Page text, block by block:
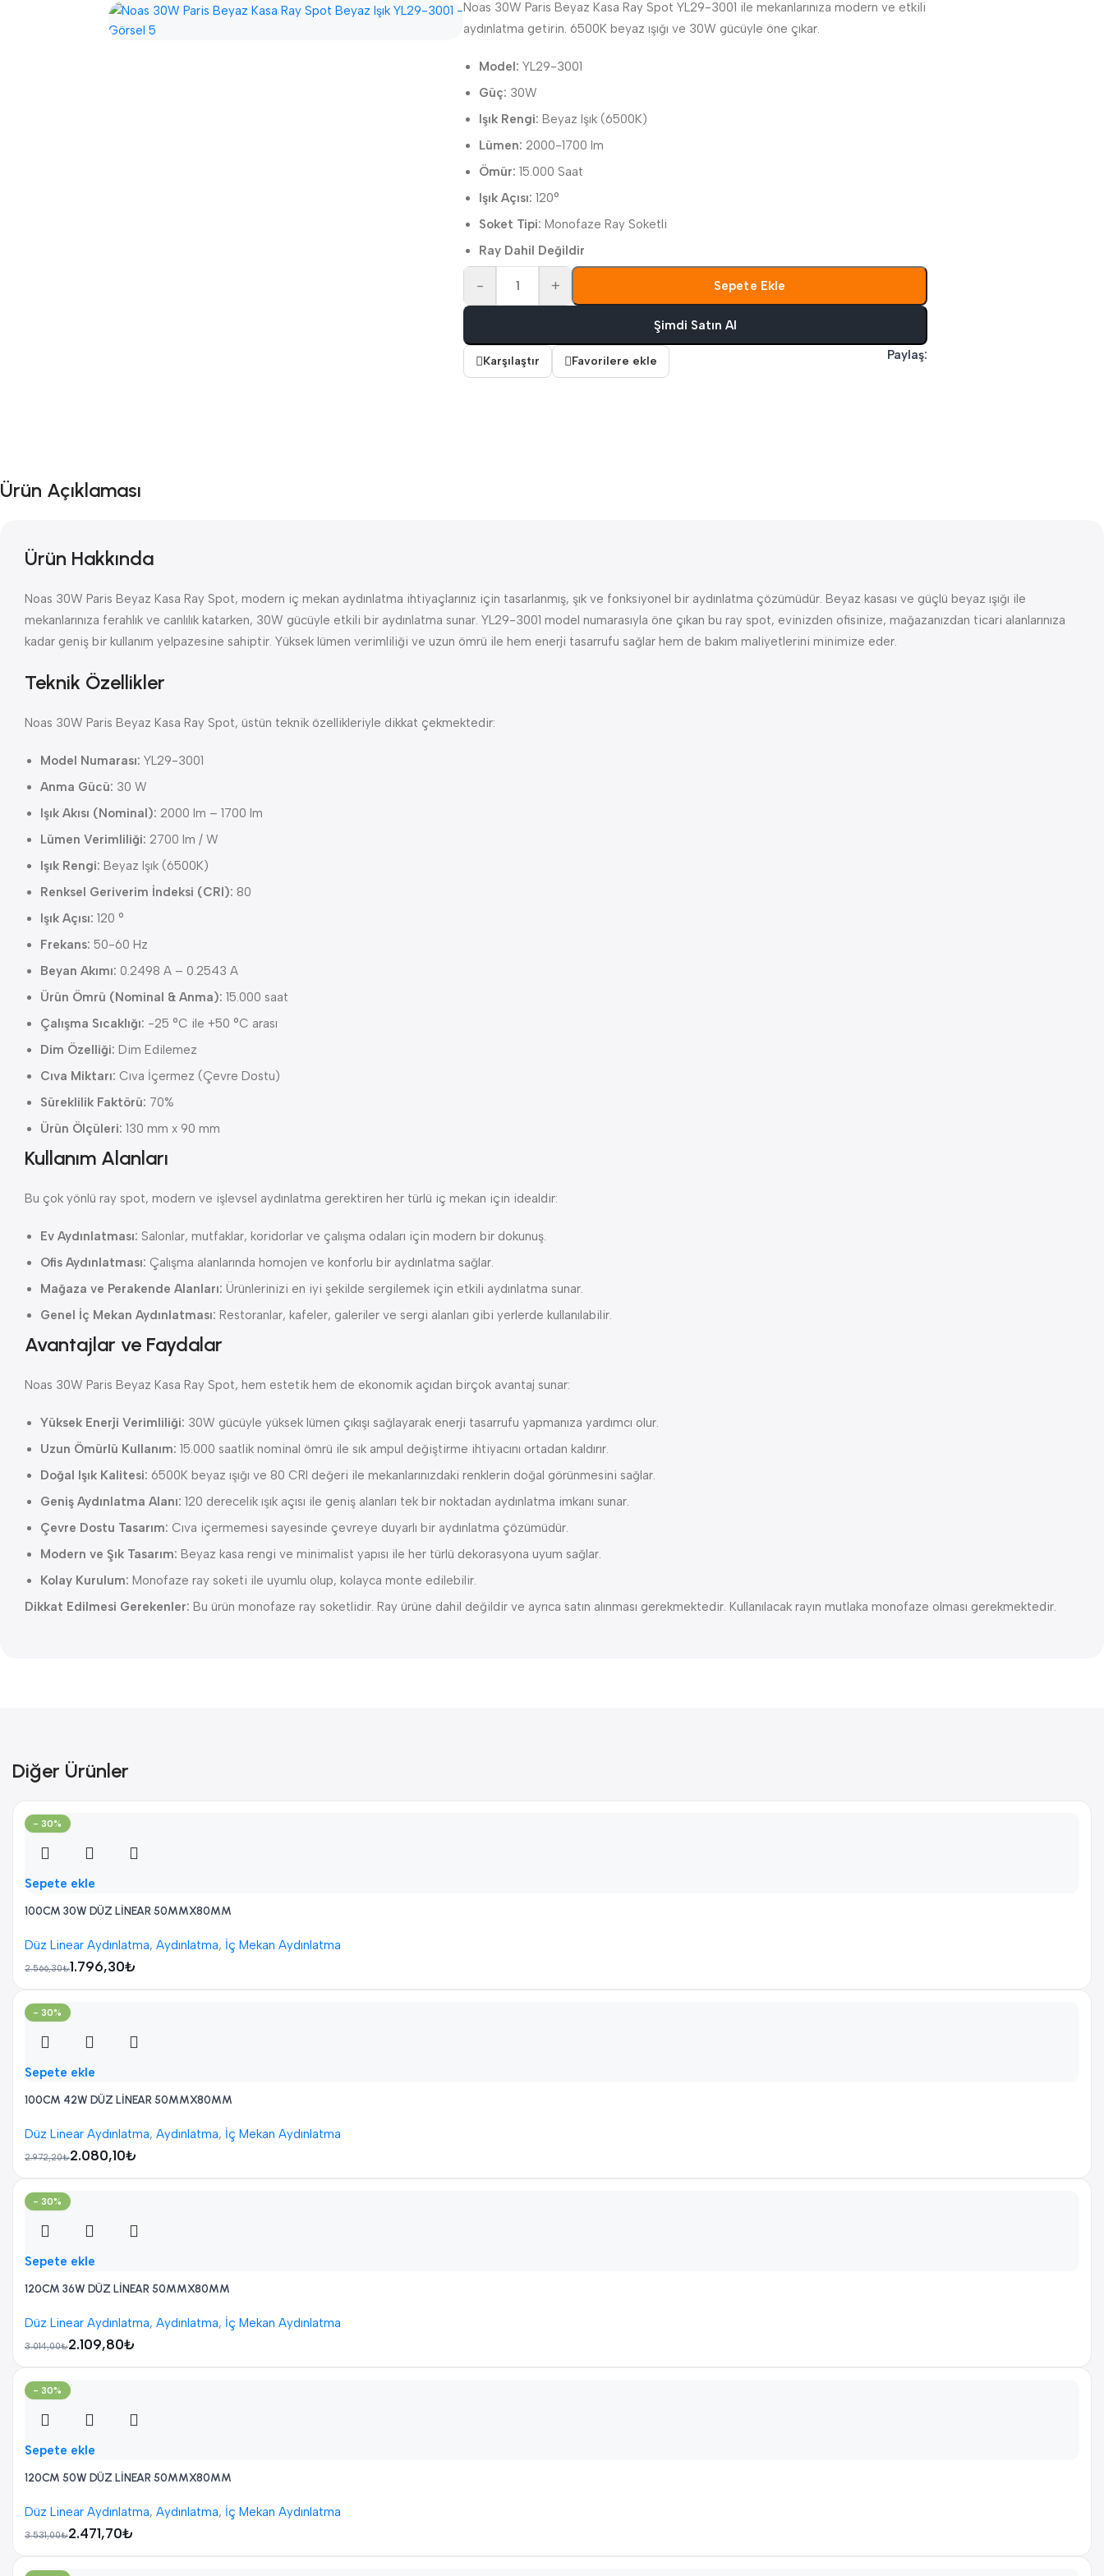
Noas 30W Paris Beyaz Kasa Ray Spot YL29-3001 ile mekanlarınıza modern ve etkili
aydınlatma getirin. 6500K beyaz ışığı ve 30W gücüyle öne çıkar.
Model: YL29-3001
Güç: 30W
Işık Rengi: Beyaz Işık (6500K)
Lümen: 2000-1700 lm
Ömür: 15.000 Saat
Işık Açısı: 120°
Soket Tipi: Monofaze Ray Soketli
Ray Dahil Değildir
- + Sepete Ekle
Şimdi Satın Al
Karşılaştır Favorilere ekle Paylaş:
Ürün Açıklaması
Ürün Hakkında
Noas 30W Paris Beyaz Kasa Ray Spot, modern iç mekan aydınlatma ihtiyaçlarınız için tasarlanmış, şık ve fonksiyonel bir aydınlatma çözümüdür. Beyaz kasası ve güçlü beyaz ışığı ile
mekanlarınıza ferahlık ve canlılık katarken, 30W gücüyle etkili bir aydınlatma sunar. YL29-3001 model numarasıyla öne çıkan bu ray spot, evinizden ofisinize, mağazanızdan ticari alanlarınıza
kadar geniş bir kullanım yelpazesine sahiptir. Yüksek lümen verimliliği ve uzun ömrü ile hem enerji tasarrufu sağlar hem de bakım maliyetlerini minimize eder.
Teknik Özellikler
Noas 30W Paris Beyaz Kasa Ray Spot, üstün teknik özellikleriyle dikkat çekmektedir:
Model Numarası: YL29-3001
Anma Gücü: 30 W
Işık Akısı (Nominal): 2000 lm – 1700 lm
Lümen Verimliliği: 2700 lm / W
Işık Rengi: Beyaz Işık (6500K)
Renksel Geriverim İndeksi (CRI): 80
Işık Açısı: 120 °
Frekans: 50-60 Hz
Beyan Akımı: 0.2498 A – 0.2543 A
Ürün Ömrü (Nominal & Anma): 15.000 saat
Çalışma Sıcaklığı: -25 °C ile +50 °C arası
Dim Özelliği: Dim Edilemez
Cıva Miktarı: Cıva İçermez (Çevre Dostu)
Süreklilik Faktörü: 70%
Ürün Ölçüleri: 130 mm x 90 mm
Kullanım Alanları
Bu çok yönlü ray spot, modern ve işlevsel aydınlatma gerektiren her türlü iç mekan için idealdir:
Ev Aydınlatması: Salonlar, mutfaklar, koridorlar ve çalışma odaları için modern bir dokunuş.
Ofis Aydınlatması: Çalışma alanlarında homojen ve konforlu bir aydınlatma sağlar.
Mağaza ve Perakende Alanları: Ürünlerinizi en iyi şekilde sergilemek için etkili aydınlatma sunar.
Genel İç Mekan Aydınlatması: Restoranlar, kafeler, galeriler ve sergi alanları gibi yerlerde kullanılabilir.
Avantajlar ve Faydalar
Noas 30W Paris Beyaz Kasa Ray Spot, hem estetik hem de ekonomik açıdan birçok avantaj sunar:
Yüksek Enerji Verimliliği: 30W gücüyle yüksek lümen çıkışı sağlayarak enerji tasarrufu yapmanıza yardımcı olur.
Uzun Ömürlü Kullanım: 15.000 saatlik nominal ömrü ile sık ampul değiştirme ihtiyacını ortadan kaldırır.
Doğal Işık Kalitesi: 6500K beyaz ışığı ve 80 CRI değeri ile mekanlarınızdaki renklerin doğal görünmesini sağlar.
Geniş Aydınlatma Alanı: 120 derecelik ışık açısı ile geniş alanları tek bir noktadan aydınlatma imkanı sunar.
Çevre Dostu Tasarım: Cıva içermemesi sayesinde çevreye duyarlı bir aydınlatma çözümüdür.
Modern ve Şık Tasarım: Beyaz kasa rengi ve minimalist yapısı ile her türlü dekorasyona uyum sağlar.
Kolay Kurulum: Monofaze ray soketi ile uyumlu olup, kolayca monte edilebilir.
Dikkat Edilmesi Gerekenler: Bu ürün monofaze ray soketlidir. Ray ürüne dahil değildir ve ayrıca satın alınması gerekmektedir. Kullanılacak rayın mutlaka monofaze olması gerekmektedir.
Diğer Ürünler
- 30%
Sepete ekle
100CM 30W DÜZ LİNEAR 50MMX80MM
Düz Linear Aydınlatma, Aydınlatma, İç Mekan Aydınlatma
2.566,30₺1.796,30₺
- 30%
Sepete ekle
100CM 42W DÜZ LİNEAR 50MMX80MM
Düz Linear Aydınlatma, Aydınlatma, İç Mekan Aydınlatma
2.972,20₺2.080,10₺
- 30%
Sepete ekle
120CM 36W DÜZ LİNEAR 50MMX80MM
Düz Linear Aydınlatma, Aydınlatma, İç Mekan Aydınlatma
3.014,00₺2.109,80₺
- 30%
Sepete ekle
120CM 50W DÜZ LİNEAR 50MMX80MM
Düz Linear Aydınlatma, Aydınlatma, İç Mekan Aydınlatma
3.531,00₺2.471,70₺